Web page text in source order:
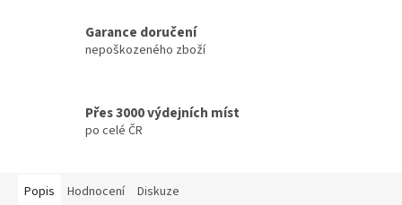
Garance doručení
nepoškozeného zboží
Přes 3000 výdejních míst
po celé ČR
Popis Hodnocení Diskuze